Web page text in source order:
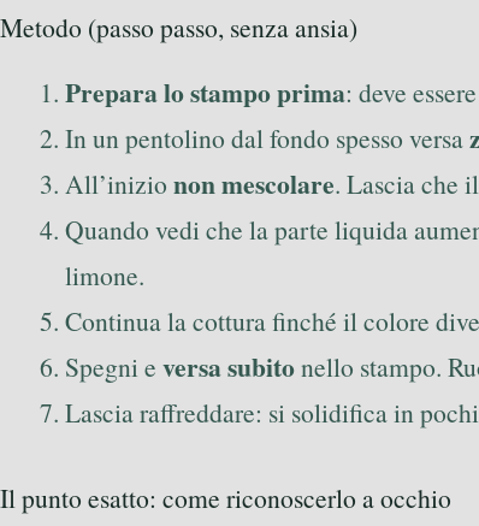
Metodo (passo passo, senza ansia)
Prepara lo stampo prima: deve
In un pentolino dal fondo spesso versa
All’inizio non mescolare. Lascia che
Quando vedi che la parte liquida
limone.
Continua la cottura finché il colore
Spegni e versa subitonello stampo.
Lascia raffreddare: si solidifica in
Il punto esatto: come riconoscerlo a occhio